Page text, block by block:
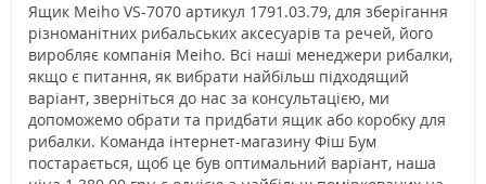
Ящик Meiho VS-7070 артикул 1791.03.79, для зберігання
різноманітних рибальських аксесуарів та речей, його
виробляє компанія Meiho. Всі наші менеджери рибалки,
якщо є питання, як вибрати найбільш підходящий
варіант, зверніться до нас за консультацією, ми
допоможемо обрати та придбати ящик або коробку для
рибалки. Команда інтернет-магазину Фіш Бум
постарається, щоб це був оптимальний варіант, наша